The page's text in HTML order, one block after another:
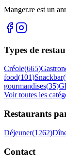
Manger.re est un
Types de
Créole(665)
food(101)Snackbar(
gourmandises(35)
Voir toutes les
Restaurants
Déjeuner(1262)
Contact